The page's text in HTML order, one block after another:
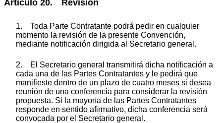
Artículo 20. Revisión
1. Toda Parte Contratante podrá pedir en cualquier
momento la revisión de la presente Convención,
mediante notificación dirigida al Secretario general.
2. El Secretario general transmitirá dicha notificación a
cada una de las Partes Contratantes y le pedirá que
manifieste dentro de un plazo de cuatro meses si desea
reunión de una conferencia para considerar la revisión
propuesta. Si la mayoría de las Partes Contratantes
responde en sentido afirmativo, dicha conferencia será
convocada por el Secretario general.